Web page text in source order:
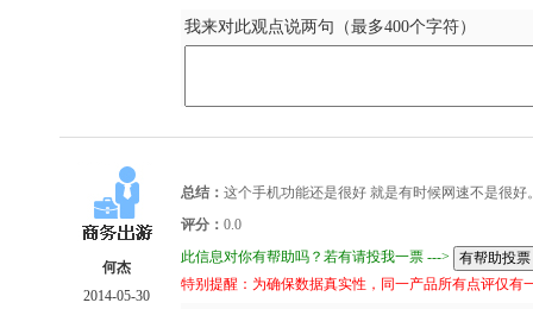
我来对此观点说两句（最多400个字符）
何杰
2014-05-30
总结： 这个手机功能还是很好 就是有时候网速不是很好
评分： 0.0
此信息对你有帮助吗？若有请投我一票 --->
特别提醒：为确保数据真实性，同一产品所有点评仅有